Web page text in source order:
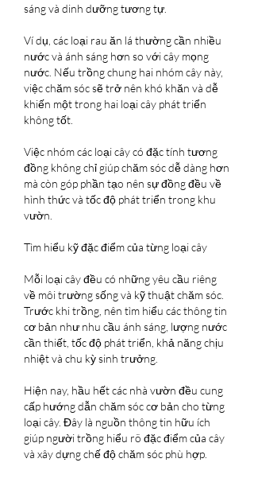
sáng và dinh dưỡng tương tự.
Ví dụ, các loại rau ăn lá thường cần nhiều
nước và ánh sáng hơn so với cây mọng
nước. Nếu trồng chung hai nhóm cây này,
việc chăm sóc sẽ trở nên khó khăn và dễ
khiến một trong hai loại cây phát triển
không tốt.
Việc nhóm các loại cây có đặc tính tương
đồng không chỉ giúp chăm sóc dễ dàng hơn
mà còn góp phần tạo nên sự đồng đều về
hình thức và tốc độ phát triển trong khu
vườn.
Tìm hiểu kỹ đặc điểm của từng loại cây
Mỗi loại cây đều có những yêu cầu riêng
về môi trường sống và kỹ thuật chăm sóc.
Trước khi trồng, nên tìm hiểu các thông tin
cơ bản như nhu cầu ánh sáng, lượng nước
cần thiết, tốc độ phát triển, khả năng chịu
nhiệt và chu kỳ sinh trưởng.
Hiện nay, hầu hết các nhà vườn đều cung
cấp hướng dẫn chăm sóc cơ bản cho từng
loại cây. Đây là nguồn thông tin hữu ích
giúp người trồng hiểu rõ đặc điểm của cây
và xây dựng chế độ chăm sóc phù hợp.